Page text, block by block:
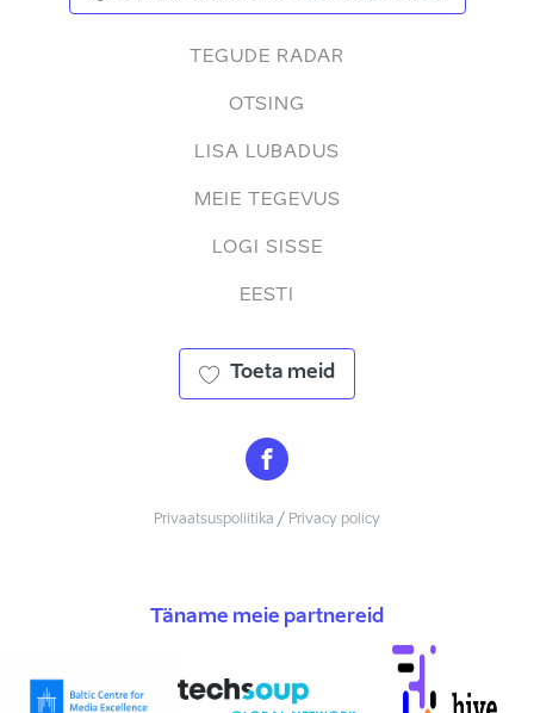
TEGUDE RADAR
OTSING
LISA LUBADUS
MEIE TEGEVUS
LOGI SISSE
EESTI
Toeta meid
Privaatsuspoliitika / Privacy policy
Täname meie partnereid